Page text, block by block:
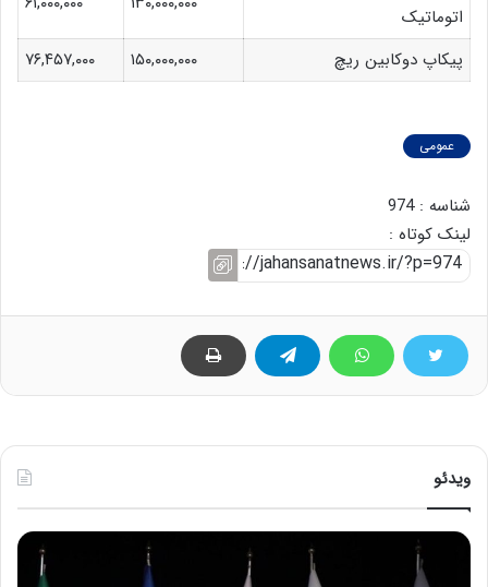
اتوماتیک
پیکاپ دوکابین ریچ ۱۵۰,۰۰۰,۰۰۰ ۷۶,۴۵۷,۰۰۰
عمومی
شناسه : 974
لینک کوتاه :
ویدئو
ح